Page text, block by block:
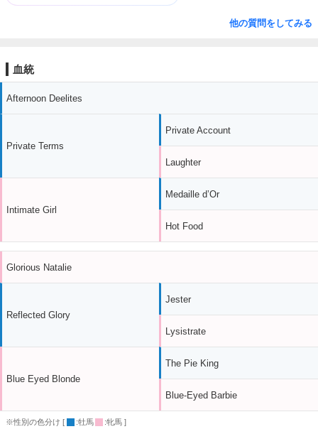
他の質問をしてみる
血統
Afternoon Deelites
Private Terms
Intimate Girl
Private Account
Laughter
Medaille d’Or
Hot Food
Glorious Natalie
Reflected Glory
Blue Eyed Blonde
Jester
Lysistrate
The Pie King
Blue-Eyed Barbie
※性別の色分け [ :牡馬 :牝馬 ]